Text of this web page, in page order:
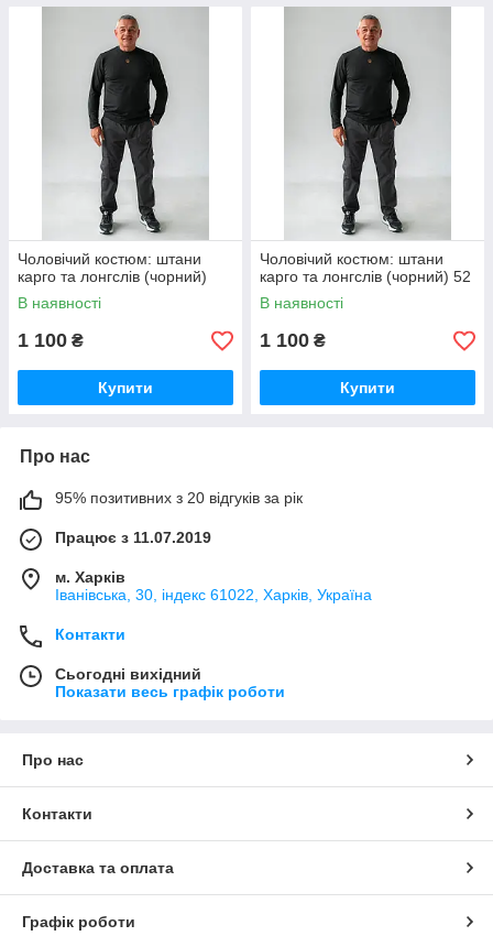
Чоловічий костюм: штани
карго та лонгслів (чорний)
В наявності
1 100 ₴
Купити
Чоловічий костюм: штани
карго та лонгслів (чорний) 52
В наявності
1 100 ₴
Купити
Про нас
95% позитивних з 20 відгуків за рік
Працює з 11.07.2019
м. Харків
Іванівська, 30, індекс 61022, Харків, Україна
Контакти
Сьогодні вихідний
Показати весь графік роботи
Про нас
Контакти
Доставка та оплата
Графік роботи